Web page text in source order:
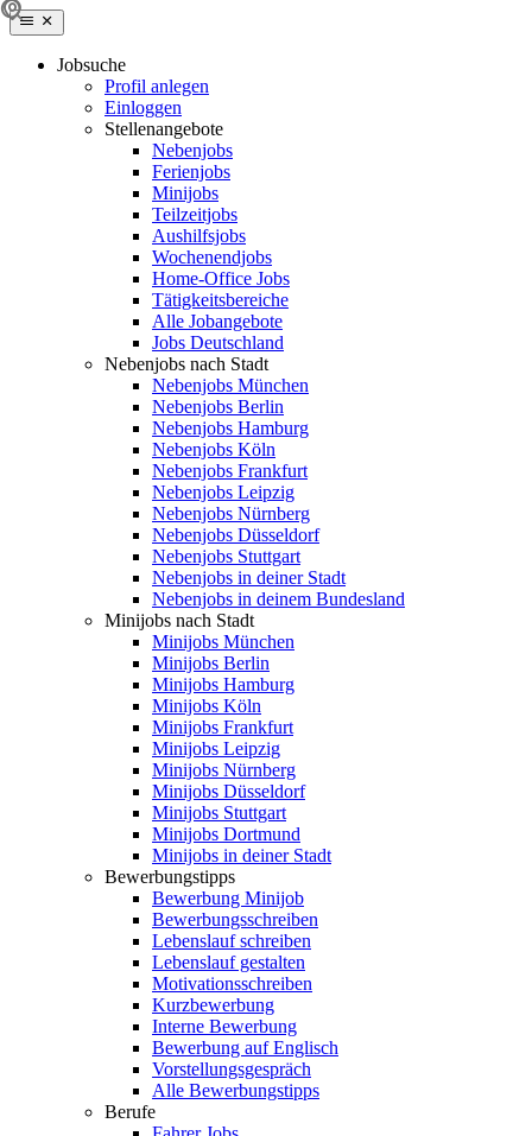
Jobsuche
Profil anlegen
Einloggen
Stellenangebote
Nebenjobs
Ferienjobs
Minijobs
Teilzeitjobs
Aushilfsjobs
Wochenendjobs
Home-Office Jobs
Tätigkeitsbereiche
Alle Jobangebote
Jobs Deutschland
Nebenjobs nach Stadt
Nebenjobs München
Nebenjobs Berlin
Nebenjobs Hamburg
Nebenjobs Köln
Nebenjobs Frankfurt
Nebenjobs Leipzig
Nebenjobs Nürnberg
Nebenjobs Düsseldorf
Nebenjobs Stuttgart
Nebenjobs in deiner Stadt
Nebenjobs in deinem Bundesland
Minijobs nach Stadt
Minijobs München
Minijobs Berlin
Minijobs Hamburg
Minijobs Köln
Minijobs Frankfurt
Minijobs Leipzig
Minijobs Nürnberg
Minijobs Düsseldorf
Minijobs Stuttgart
Minijobs Dortmund
Minijobs in deiner Stadt
Bewerbungstipps
Bewerbung Minijob
Bewerbungsschreiben
Lebenslauf schreiben
Lebenslauf gestalten
Motivationsschreiben
Kurzbewerbung
Interne Bewerbung
Bewerbung auf Englisch
Vorstellungsgespräch
Alle Bewerbungstipps
Berufe